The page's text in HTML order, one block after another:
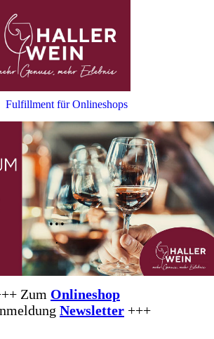
Fulfillment für Onlineshops
...
.
Zum Onlineshop
Newsletter +++